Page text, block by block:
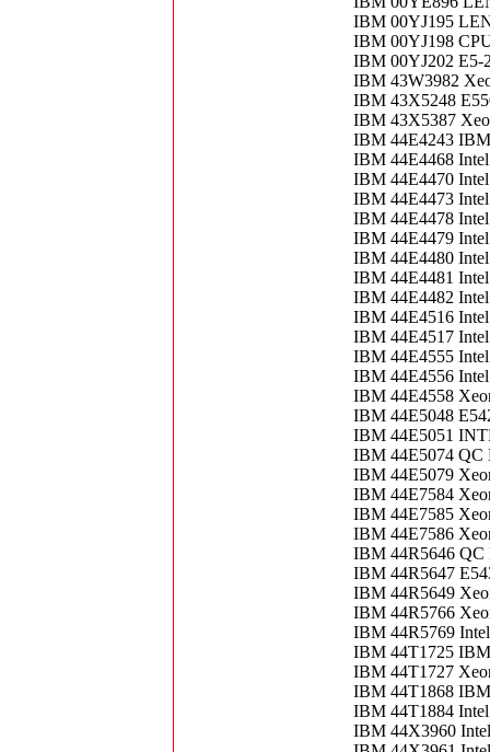
IBM 00YJ195
IBM 00YJ198
IBM 00YJ202 E5-
IBM 43W3982
IBM 43X5248
IBM 43X5387
IBM 44E4243
IBM 44E4468
IBM 44E4470
IBM 44E4473
IBM 44E4478
IBM 44E4479
IBM 44E4480
IBM 44E4481
IBM 44E4482
IBM 44E4516
IBM 44E4517
IBM 44E4555
IBM 44E4556
IBM 44E4558
IBM 44E5048
IBM 44E5051
IBM 44E5074 QC
IBM 44E5079
IBM 44E7584
IBM 44E7585
IBM 44E7586
IBM 44R5646
IBM 44R5647
IBM 44R5649
IBM 44R5766
IBM 44R5769
IBM 44T1725
IBM 44T1727
IBM 44T1868
IBM 44T1884
IBM 44X3960